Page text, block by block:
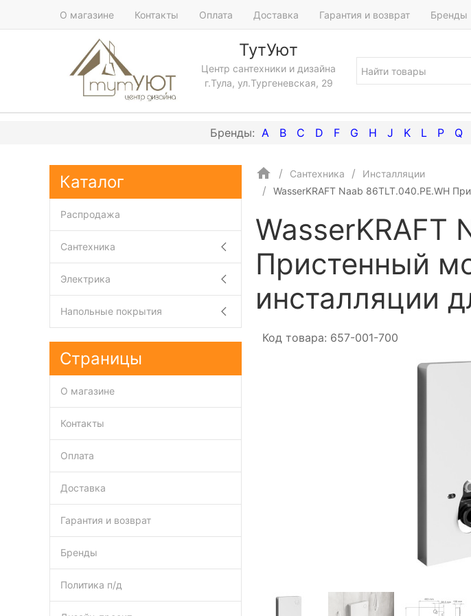
О магазине Контакты Оплата Доставка Гарантия и возврат Бренды
ТутУют
Центр сантехники и дизайна
г.Тула, ул.Тургеневская, 29
A B C D F G H J K L P Q
Сантехника
Инсталляции
WasserKRAFT Naab 86TLT.040.PE.WH
WasserKRAFT
Пристенный
инсталляции
Код товара: 657-001-700
Каталог
Распродажа
Сантехника
Электрика
Напольные покрытия
Страницы
О магазине
Контакты
Оплата
Доставка
Гарантия и возврат
Бренды
Политика п/д